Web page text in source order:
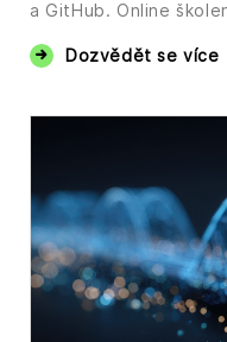
a GitHub. Online
Dozvědět se více